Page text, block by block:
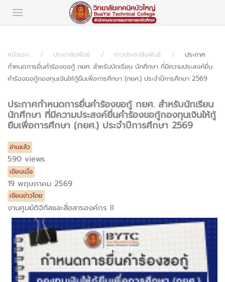
หน้าแรก ประชาสัมพันธ์ ข่าวประชาสัมพันธ์
ประกาศ
กำหนดการยื่นคำร้องขอกู้ กยศ. สำหรับนักเรียน นักศึกษา ที่มีความประสงค์ยื่น
คำร้องขอกู้กองทุนเงินให้กู้ยืมเพื่อการศึกษา (กยศ.) ประจำปีการศึกษา 2569
ประกาศกำหนดการยื่นคำร้องขอกู้ กยศ. สำหรับนักเรียน
นักศึกษา ที่มีความประสงค์ยื่นคำร้องขอกู้กองทุนเงินให้กู้
ยืมเพื่อการศึกษา (กยศ.) ประจำปีการศึกษา 2569
อ่านแล้ว
590 views
เขียนเมื่อ
19 พฤษภาคม 2569
เขียนข่าวโดย
งานศูนย์ดิจิทัลและสื่อสารองค์กร II